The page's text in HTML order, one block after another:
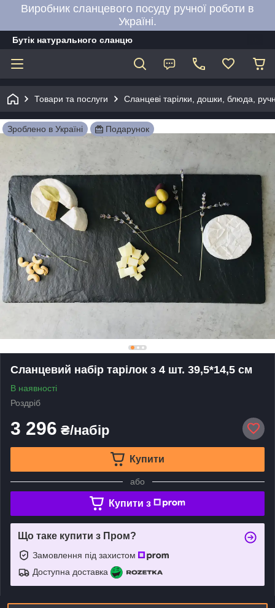
Виробник сланцевого посуду ручної роботи в
Україні.
Бутік натурального сланцю
Товари та послуги Сланцеві тарілки, дошки, блюда,
Зроблено в Україні Подарунок
Сланцевий набір тарілок з 4 шт. 39,5*14,5 см
В наявності
Роздріб
3 296 ₴/набір
Купити
або
Купити з
Що таке купити з Пром?
Замовлення під захистом
Доступна доставка